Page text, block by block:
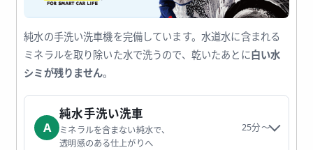
純水の手洗い洗車機を完備しています。水道水に含まれる
ミネラルを取り除いた水で洗うので、乾いたあとに白い水
シミが残りません。
A
純水手洗い洗車
ミネラルを含まない純水で、
透明感のある仕上がりへ
25分〜